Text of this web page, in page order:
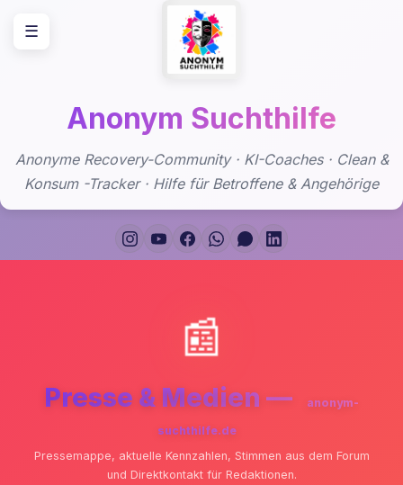
Inhalt
Anonym Suchthilfe
Anonyme Recovery-Community · KI-Coaches · Clean &
Konsum -Tracker · Hilfe für Betroffene & Angehörige
📰
Presse & Medien — anonym-
suchthilfe.de
Pressemappe, aktuelle Kennzahlen, Stimmen aus dem Forum
und Direktkontakt für Redaktionen.
☰